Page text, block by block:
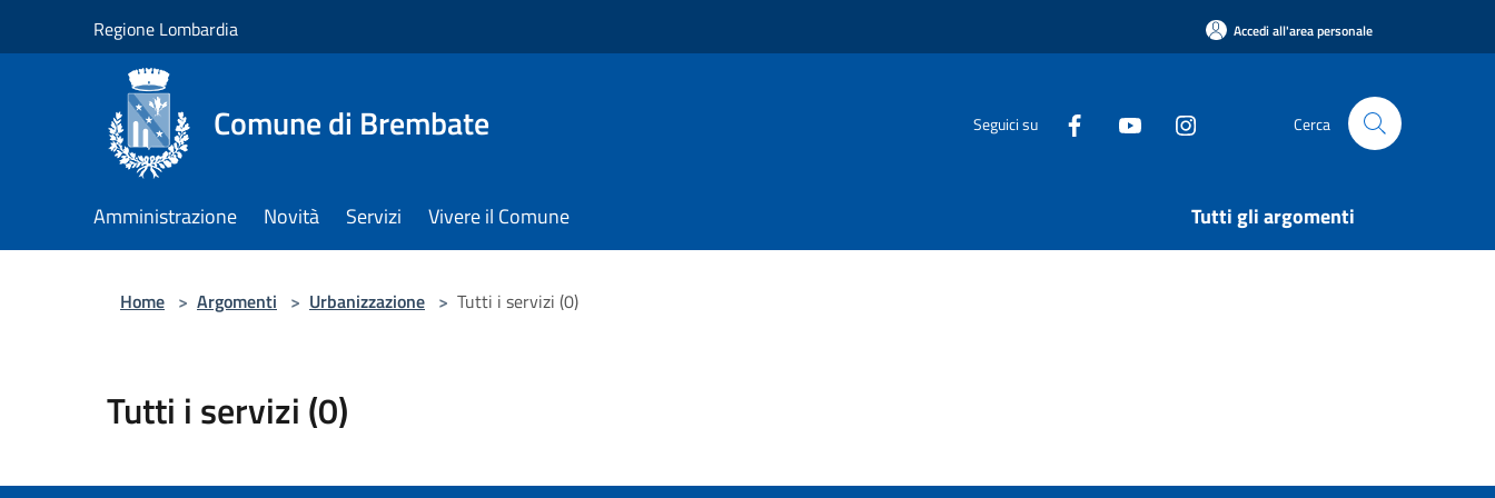
Regione Lombardia Accedi all'area personale
Comune di Brembate Seguici su Cerca
Amministrazione Novità Servizi Vivere il Comune Tutti gli argomenti
Home > Argomenti > Urbanizzazione > Tutti i servizi (0)
Tutti i servizi (0)